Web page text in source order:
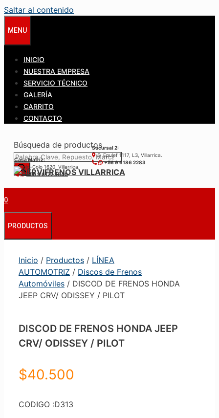
Saltar al contenido
MENU
INICIO
NUESTRA EMPRESA
SERVICIO TÉCNICO
GALERÍA
CARRITO
CONTACTO
Búsqueda de productos
Casa Matríz:
Colo-Colo 1620, Villarrica.
+56 9 6122 3840
Sucursal 2:
S. Epulef 1117, L3, Villarrica.
+56 9 6186 2283
0
PRODUCTOS
Inicio / Productos / LÍNEA
AUTOMOTRIZ / Discos de Frenos
Automóviles / DISCOD DE FRENOS HONDA
JEEP CRV/ ODISSEY / PILOT
DISCOD DE FRENOS HONDA JEEP
CRV/ ODISSEY / PILOT
$40.500
CODIGO :D313